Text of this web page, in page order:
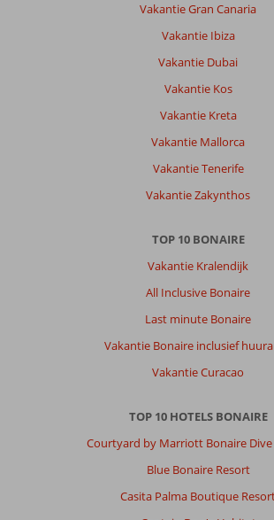
Vakantie Gran Canaria
Vakantie Ibiza
Vakantie Dubai
Vakantie Kos
Vakantie Kreta
Vakantie Mallorca
Vakantie Tenerife
Vakantie Zakynthos
TOP 10 BONAIRE
Vakantie Kralendijk
All Inclusive Bonaire
Last minute Bonaire
Vakantie Bonaire inclusief
Vakantie Curacao
TOP 10 HOTELS BONAIRE
Courtyard by Marriott Bonaire
Blue Bonaire Resort
Casita Palma Boutique